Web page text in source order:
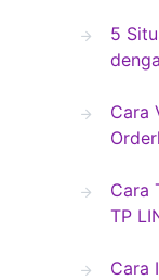
5
Cara
Cara
TP
Cara